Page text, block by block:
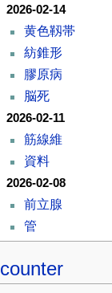
2026-02-14
黄色靱帯
紡錐形
膠原病
脳死
2026-02-11
筋線維
資料
2026-02-08
前立腺
管
counter